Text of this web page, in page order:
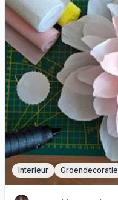
Interieur Groendecoratie